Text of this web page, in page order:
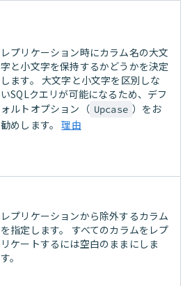
レプリケーション時にカラム名の大文
字と小文字を保持するかどうかを決定
します。 大文字と小文字を区別しな
いSQLクエリが可能になるため、デフ
ォルトオプション（ Upcase ）をお
勧めします。理由
レプリケーションから除外するカラム
を指定します。 すべてのカラムをレプ
リケートするには空白のままにしま
す。